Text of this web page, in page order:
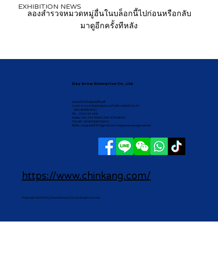
EXHIBITION NEWS
ลองสำรวจหมวดหมู่อื่นในบล็อกนี้ไปก่อนหรือกลับ
มาดูอีกครั้งทีหลัง
Day Grow Enterprise Co.,Ltd.
บจก.เดย์ โกรว์ เอ็นเตอร์ไพรส์
119/16 ม.2 ต.หนองบอนแดง อ.บ้านบึง จ.ชลบุรี 20170
（BN CENTER B05)
TEL : 038-192 668
Mobile: 062-264 6688 / 092-878-8558
TAX NO : 0205566038334
EMAIL :daygrow2567@gmail.com/daygrow.yuwen@gmail.com
https://www.chinkang.com/
©Copyright 2024 @ Day Grow Enterprise Co.,Ltd. All right reserved.